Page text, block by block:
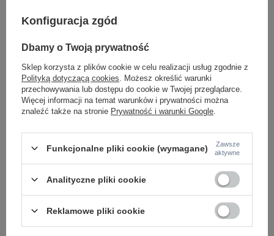
Treść twojej opinii
Dodaj własne zdjęcie produktu:
Twoje imię
Konfiguracja zgód
Dbamy o Twoją prywatność
Sklep korzysta z plików cookie w celu realizacji usług zgodnie z
Polityką dotyczącą cookies . Możesz określić warunki
przechowywania lub dostępu do cookie w Twojej przeglądarce.
Więcej informacji na temat warunków i prywatności można
znaleźć także na stronie Prywatność i warunki Google
Funkcjonalne pliki cookie (wymagane)
Zawsze
aktywne
Analityczne pliki cookie
Reklamowe pliki cookie